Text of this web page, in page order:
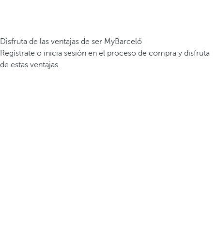
Disfruta de las ventajas de ser MyBarceló
Regístrate o inicia sesión en el proceso de compra y disfruta
de estas ventajas.